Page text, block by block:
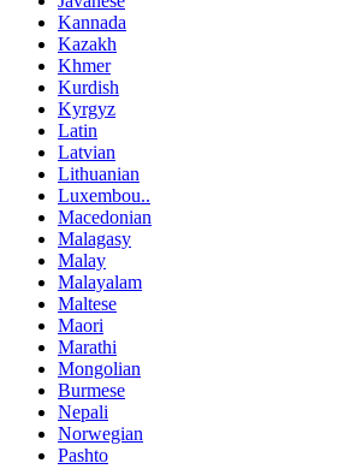
Kannada
Kazakh
Khmer
Kurdish
Kyrgyz
Latin
Latvian
Lithuanian
Luxembou..
Macedonian
Malagasy
Malay
Malayalam
Maltese
Maori
Marathi
Mongolian
Burmese
Nepali
Norwegian
Pashto